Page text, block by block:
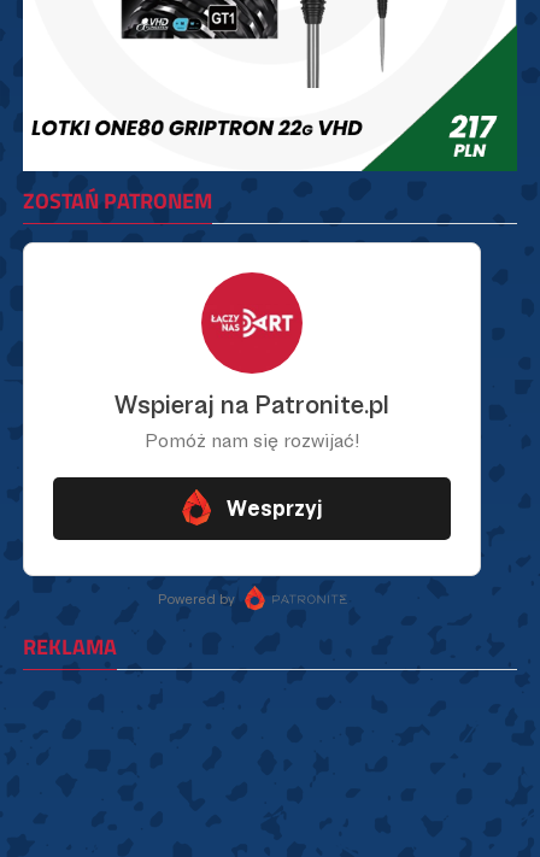
ZOSTAŃ PATRONEM
REKLAMA